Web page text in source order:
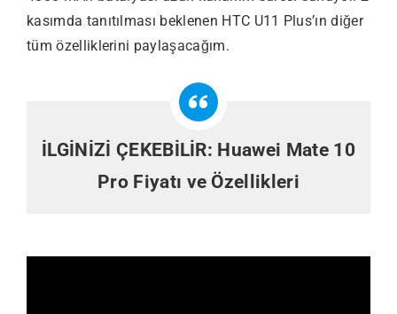
kasımda tanıtılması beklenen HTC U11 Plus’ın diğer
tüm özelliklerini paylaşacağım.
İLGİNİZİ ÇEKEBİLİR: Huawei Mate 10
Pro Fiyatı ve Özellikleri